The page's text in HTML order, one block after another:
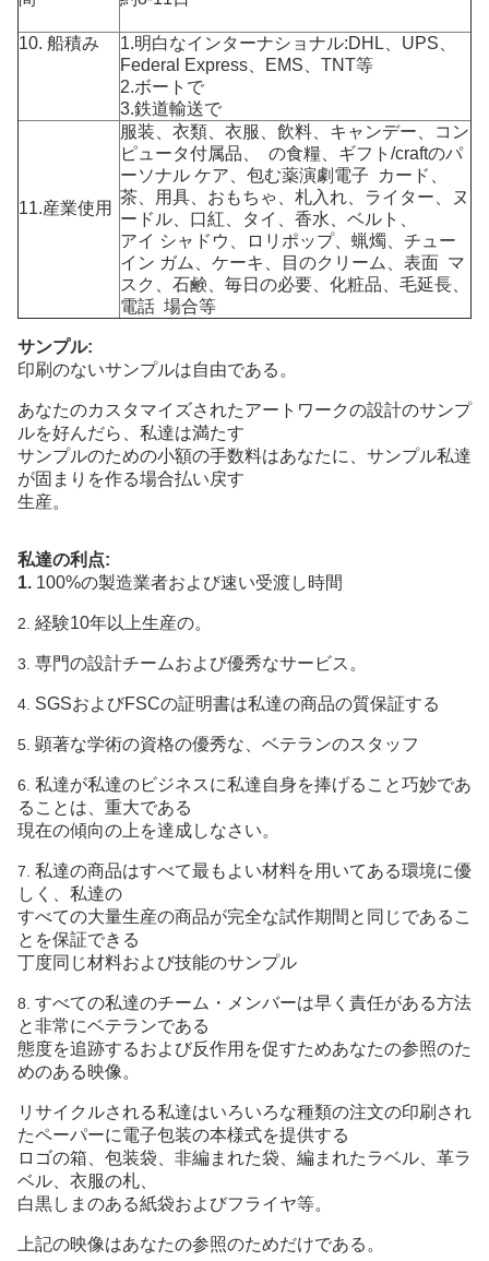
10. 船積み
1.明白なインターナショナル:DHL、UPS、
Federal Express、EMS、TNT等
2.ボートで
3.鉄道輸送で
11.産業使用
服装 、衣類、衣服、飲料、キャンデー、コン
ピュータ付属品、 の食糧、ギフト/craftのパ
ーソナル ケア、包む薬演劇電子 カード、
茶、用具、おもちゃ、札入れ、ライター、ヌ
ードル、口紅、タイ、香水、ベルト、
アイ シャドウ、ロリポップ、蝋燭、チュー
イン ガム、ケーキ、目のクリーム、表面 マ
スク、石鹸、毎日の必要、化粧品、 毛延長、
電話 場合等
サンプル:
印刷のないサンプルは自由である。
あなたのカスタマイズされたアートワークの設計のサンプ
ルを好んだら、私達は満たす
サンプルのための小額の手数料はあなたに、サンプル私達
が固まりを作る場合払い戻す
生産。
私達の利点:
1. 100%の製造業者および速い受渡し時間
2. 経験10年以上生産の。
3. 専門の設計チームおよび優秀なサービス。
4. SGSおよびFSCの証明書は私達の商品の質保証する
5. 顕著な学術の資格の優秀な、ベテランのスタッフ
6. 私達が私達のビジネスに私達自身を捧げること巧妙であ
ることは、重大である
現在の傾向の上を達成しなさい。
7. 私達の商品はすべて最もよい材料を用いてある環境に優
しく、私達の
すべての大量生産の商品が完全な試作期間と同じであるこ
とを保証できる
丁度同じ材料および技能のサンプル
8. すべての私達のチーム・メンバーは早く責任がある方法
と非常にベテランである
態度を追跡するおよび反作用を促すためあなたの参照のた
めのある映像。
リサイクルされる私達はいろいろな種類の注文の印刷され
たペーパーに電子包装の本様式を提供する
ロゴの箱 、包装袋、 非編まれた袋、編まれたラベル、革ラ
ベル、衣服の札、
白黒しまのある紙袋およびフライヤ等。
上記の映像はあなたの参照のためだけである。